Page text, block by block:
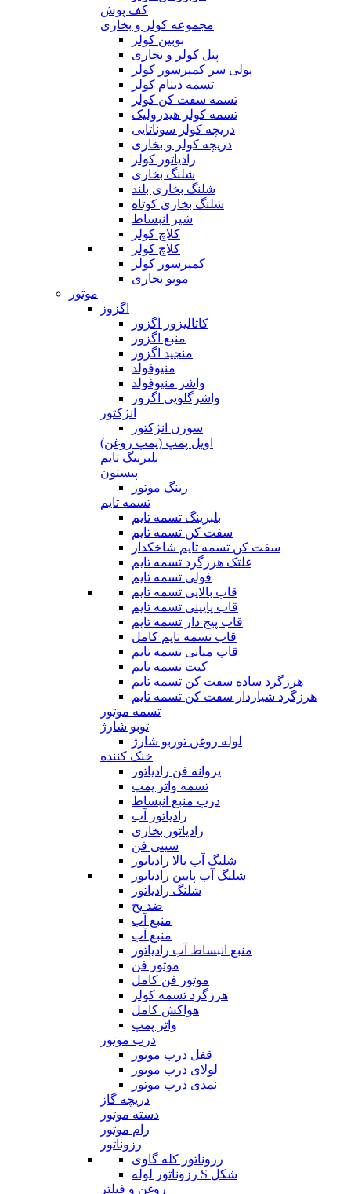
کف پوش
مجموعه کولر و بخاری
بوبین کولر
پنل کولر و بخاری
پولی سر کمپرسور کولر
تسمه دینام کولر
تسمه سفت کن کولر
تسمه کولر هیدرولیک
دریچه کولر سوناتایی
دریچه کولر و بخاری
رادیاتور کولر
شلنگ بخاری
شلنگ بخاری بلند
شلنگ بخاری کوتاه
شیر انبساط
کلاچ کولر
کلاچ کولر
کمپرسور کولر
موتو بخاری
موتور
اگزوز
کاتالیزور اگزوز
منبع اگزوز
منجید اگزوز
منیوفولد
واشر منیوفولد
واشرگلویی اگزوز
انژکتور
سوزن انژکتور
اویل پمپ (پمپ روغن)
بلبرینگ تایم
پیستون
رینگ موتور
تسمه تایم
بلبرینگ تسمه تایم
سفت کن تسمه تایم
سفت کن تسمه تایم شاخکدار
غلتک هرزگرد تسمه تایم
فولی تسمه تایم
قاب بالایی تسمه تایم
قاب پایینی تسمه تایم
قاب پیج دار تسمه تایم
قاب تسمه تایم کامل
قاب میانی تسمه تایم
کیت تسمه تایم
هرزگرد ساده سفت کن تسمه تایم
هرزگرد شیاردار سفت کن تسمه تایم
تسمه موتور
توبو شارژ
لوله روغن توربو شارژ
خنک کننده
پروانه فن رادیاتور
تسمه واتر پمپ
درب منبع انبساط
رادیاتور آب
رادیاتور بخاری
سینی فن
شلنگ آب بالا رادیاتور
شلنگ آب پایین رادیاتور
شلنگ رادیاتور
ضد یخ
منبع آب
منبع آب
منبع انبساط آب رادیاتور
موتور فن
موتور فن کامل
هرزگرد تسمه کولر
هواکش کامل
واتر پمپ
درب موتور
قفل درب موتور
لولای درب موتور
نمدی درب موتور
دریچه گاز
دسته موتور
رام موتور
رزوناتور
رزوناتور کله گاوی
رزوناتور لوله S شکل
روغن و فیلتر